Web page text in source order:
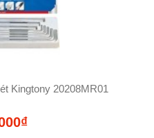
Kingtony 20208MR01